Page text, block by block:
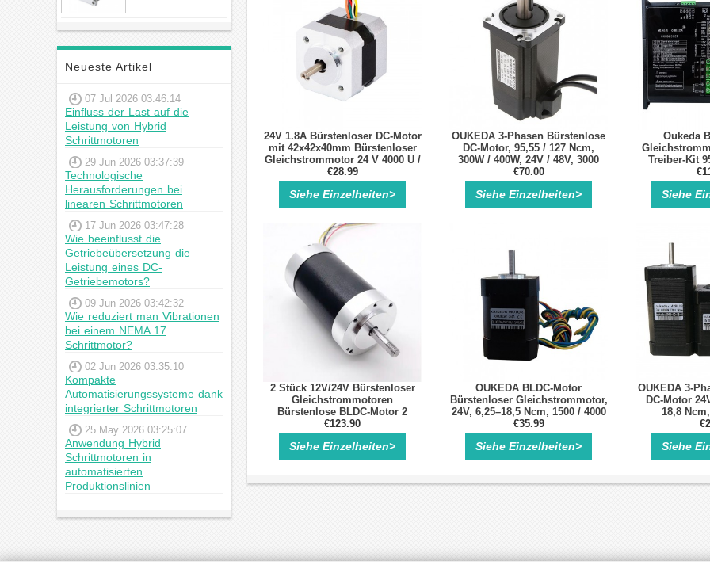
Neueste Artikel
07 Jul 2026 03:46:14
Einfluss der Last auf die
Leistung von Hybrid
Schrittmotoren
29 Jun 2026 03:37:39
Technologische
Herausforderungen bei
linearen Schrittmotoren
17 Jun 2026 03:47:28
Wie beeinflusst die
Getriebeübersetzung die
Leistung eines DC-
Getriebemotors?
09 Jun 2026 03:42:32
Wie reduziert man Vibrationen
bei einem NEMA 17
Schrittmotor?
02 Jun 2026 03:35:10
Kompakte
Automatisierungssysteme dank
integrierter Schrittmotoren
25 May 2026 03:25:07
Anwendung Hybrid
Schrittmotoren in
automatisierten
Produktionslinien
24V 1.8A Bürstenloser DC-Motor
mit 42x42x40mm Bürstenloser
Gleichstrommotor 24 V 4000 U /
min 0,0625 Nm
€28.99
Siehe Einzelheiten>
OUKEDA 3-Phasen Bürstenlose
DC-Motor, 95,55 / 127 Ncm,
300W / 400W, 24V / 48V, 3000
U/min
€70.00
Siehe Einzelheiten>
Oukeda
Treiber-Kit
24V/48V
Siehe
2 Stück 12V/24V Bürstenloser
Gleichstrommotoren
Bürstenlose BLDC-Motor 2
kg.cm 800–8000 U/min
€123.90
Siehe Einzelheiten>
OUKEDA BLDC-Motor
Bürstenloser Gleichstrommotor,
24V, 6,25–18,5 Ncm, 1500 / 4000
U/min, 3-Phasen, Ø42 mm mit
Keilnut
€35.99
Siehe Einzelheiten>
OUKEDA 3-
DC-Motor
18,8
Bürstenloser
Siehe